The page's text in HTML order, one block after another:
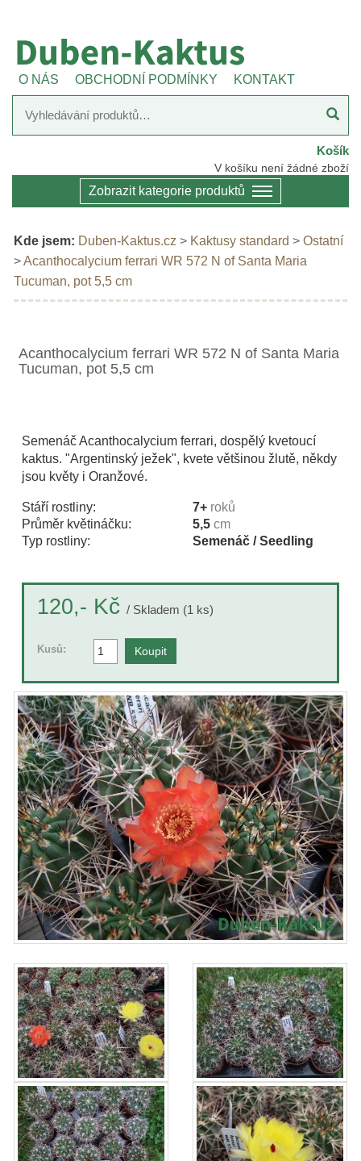
O NÁS OBCHODNÍ PODMÍNKY KONTAKT
Košík
V košíku není žádné zboží
Zobrazit kategorie produktů
Kde jsem: Duben-Kaktus.cz > Kaktusy standard > Ostatní
>Acanthocalycium ferrari WR 572 N of Santa Maria
Tucuman, pot 5,5 cm
Acanthocalycium ferrari WR 572 N of Santa Maria
Tucuman, pot 5,5 cm
Semenáč Acanthocalycium ferrari, dospělý kvetoucí
kaktus. "Argentinský ježek", kvete většinou žlutě, někdy
jsou květy i Oranžové.
Stáří rostliny: 7+ roků
Průměr květináčku:
5,5 cm
Typ rostliny:
Semenáč / Seedling
120,- Kč / Skladem (1 ks)
Kusů: